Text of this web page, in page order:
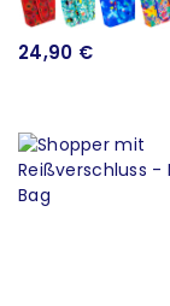
24,90 €